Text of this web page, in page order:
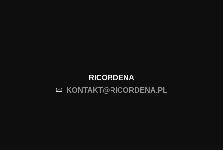
RICORDENA
KONTAKT@RICORDENA.PL